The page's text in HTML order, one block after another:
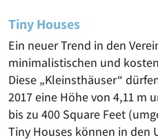
Tiny Houses
Ein neuer Trend in den
minimalistischen und
Diese „Kleinsthäuser“
2017 eine Höhe von 4,11 m
bis zu 400 Square Feet
Tiny Houses können in den